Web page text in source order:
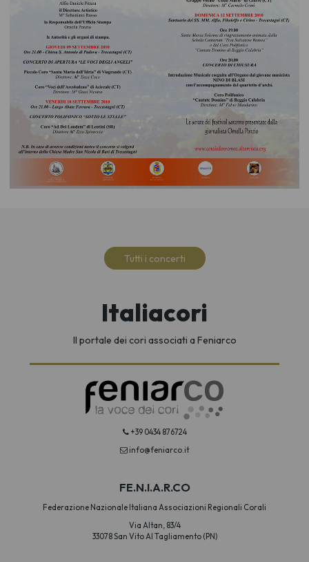
Tutti i concerti
Italiacori
Il portale dei cori associati a Feniarco
+39 0434 876724
info@feniarco.it
FE.N.I.A.R.CO
Federazione Nazionale Italiana Associazioni Regionali Corali
Via Altan, 83/4
33078 San Vito Al Tagliamento (PN)